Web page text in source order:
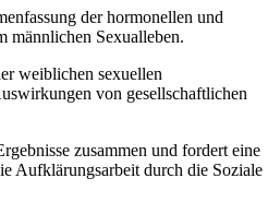
der hormonellen und
männlichen Sexualleben.
weiblichen sexuellen
von gesellschaftlichen
zusammen und fordert eine
Aufklärungsarbeit durch die Soziale